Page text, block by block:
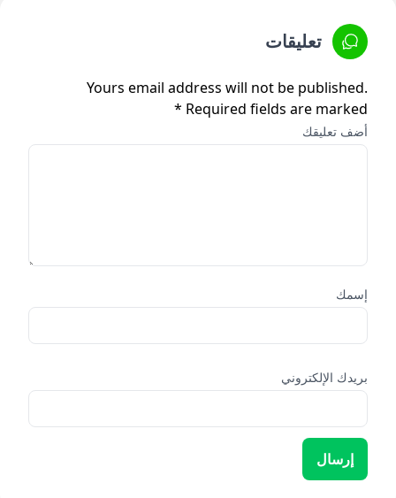
تعليقات
Yours email address will not be published.
Required fields are marked *
أضف تعليقك
إسمك
بريدك الإلكتروني
إرسال